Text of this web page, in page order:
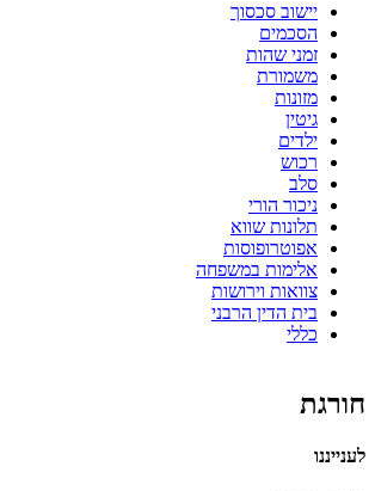
יישוב סכסוך
הסכמים
זמני שהות
משמורת
מזונות
גיטין
ילדים
רכוש
סלב
ניכור הורי
תלונות שווא
אפוטרופוסות
אלימות במשפחה
צוואות וירושות
בית הדין הרבני
כללי
חורגת
לענייננו